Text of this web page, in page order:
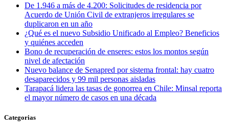
De 1.946 a más de 4.200: Solicitudes de residencia por
Acuerdo de Unión Civil de extranjeros irregulares se
duplicaron en un año
¿Qué es el nuevo Subsidio Unificado al Empleo? Beneficios
y quiénes acceden
Bono de recuperación de enseres: estos los montos según
nivel de afectación
Nuevo balance de Senapred por sistema frontal: hay cuatro
desaparecidos y 99 mil personas aisladas
Tarapacá lidera las tasas de gonorrea en Chile: Minsal reporta
el mayor número de casos en una década
Categorias